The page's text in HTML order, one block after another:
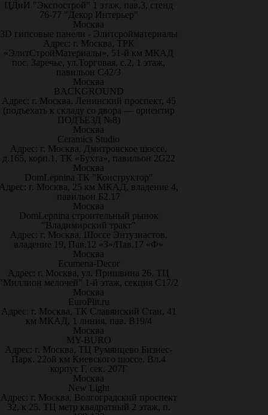
ЦДиИ "Экспострой" 1 этаж, пав.3, стенд
76-77 "Декор Интерьер"
Москва
3D гипсовые панели - Элитсройматериалы
Адрес: г. Москва, ТРК
«ЭлитСтройМатериалы», 51-й км МКАД
пос. Заречье, ул.Торговая, с.2, 1 этаж,
павильон С42/3
Москва
BACKGROUND
Адрес: г. Москва, Ленинский проспект, 45
(подъехать к складу со двора — ориентир
ПОДЪЕЗД №8)
Москва
Ceramics Studio
Адрес: г. Москва, Дмитровское шоссе,
д.165, корп.1, ТК «Бухта», павильон 2G22
Москва
DomLepnina ТК "Конструктор"
г. Москва, 25 км МКАД, владение 4,
павильон Б2.17
Москва
DomLepnina строительный рынок
"Владимирский тракт"
Адрес: г. Москва, Шоссе Энтузиастов,
владение 19, Пав.12 «З»/Пав.17 «Ф»
Москва
Ecumena-Decor
Адрес: г. Москва, ул. Пришвина 26, ТЦ
мелочей" 1-й этаж, секция С17/2
Москва
EuroPlit.ru
Адрес: г. Москва, ТК Славянский Стан, 41
км МКАД, 1 линия, пав. В19/4
Москва
MY-BURO
Адрес: г. Москва, ТЦ Румянцево Бизнес-
Парк. 22ой км Киевского шоссе. Вл.4
корпус Г, сек. 207Г
Москва
New Light
Адрес: г. Москва, Волгоградский проспект
32, к 25. ТЦ метр квадратный 2 этаж, п.